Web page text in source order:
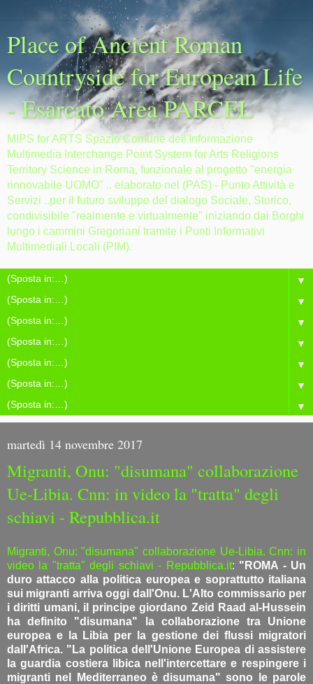
Place of Ancient Roman
Countryside for European Life
- Esarcato Area PARCEL
MIPS for ARTS Spazio Comune dell'Informazione
Multimedia Interchange Point System for Arts Religions
Territory Science in Roma, funzionale al progetto "energia
rinnovabile UOMO" .. elaborato nel (PAS) - Punto Attività e
Servizi ..per il futuro sviluppo del dialogo Sociale, Storico,
condivisibile "realmente e virtualmente" iniziando dai Borghi
lungo i cammini Gregoriani tramite i Punti Informativi
Multimediali Locali (PIM).
▼
▼
▼
▼
▼
▼
▼
martedì 14 novembre 2017
Migranti, Onu: "disumana" collaborazione
Ue-Libia. Cnn: in video la "tratta" degli
schiavi - Repubblica.it
Migranti, Onu: "disumana" collaborazione Ue-Libia. Cnn: in
video la "tratta" degli schiavi - Repubblica.it: "ROMA - Un
duro attacco alla politica europea e soprattutto italiana
sui migranti arriva oggi dall'Onu. L'Alto commissario per
i diritti umani, il principe giordano Zeid Raad al-Hussein
ha definito "disumana" la collaborazione tra Unione
europea e la Libia per la gestione dei flussi migratori
dall'Africa. "La politica dell'Unione Europea di assistere
la guardia costiera libica nell'intercettare e respingere i
migranti nel Mediterraneo è disumana" sono le parole